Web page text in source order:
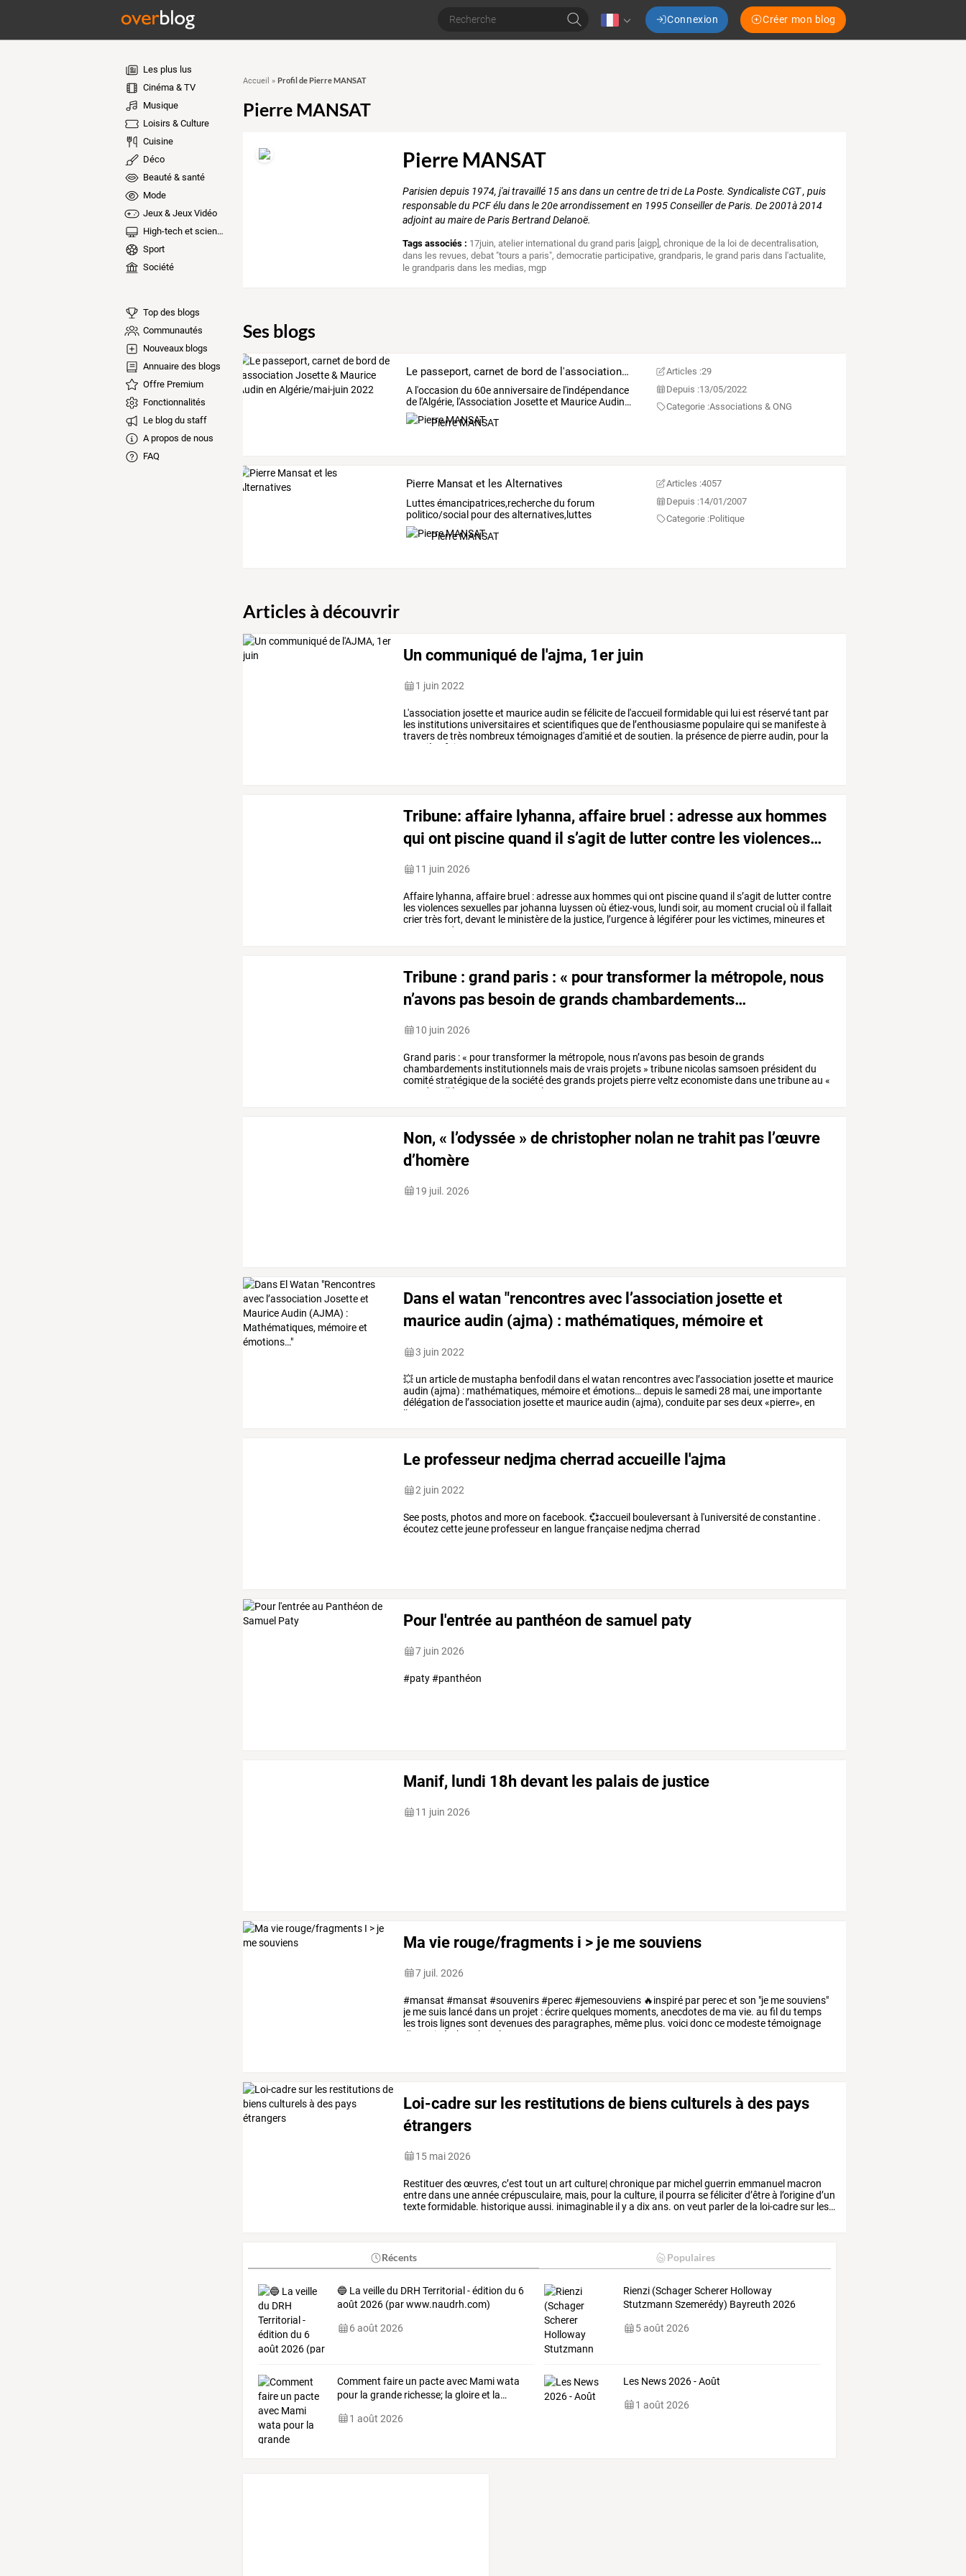
Connexion Créer mon blog
Les plus lus
Cinéma & TV
Musique
Loisirs & Culture
Cuisine
Déco
Beauté & santé
Mode
Jeux & Jeux Vidéo
High-tech et sciences
Sport
Société
Top des blogs
Communautés
Nouveaux blogs
Annuaire des blogs
Offre Premium
Fonctionnalités
Le blog du staff
A propos de nous
FAQ
Accueil » Profil de Pierre MANSAT
Pierre MANSAT
Pierre MANSAT
Parisien depuis 1974, j'ai travaillé 15 ans dans un centre de tri de La Poste. Syndicaliste CGT , puis
responsable du PCF élu dans le 20e arrondissement en 1995 Conseiller de Paris. De 2001à 2014
adjoint au maire de Paris Bertrand Delanoë.
Tags associés : 17juin,atelier international du grand paris [aigp],chronique de la loi de decentralisation,
dans les revues,debat "tours a paris",democratie participative,grandparis, le grand paris dans l'actualite,
le grandparis dans les medias, mgp
Ses blogs
Le passeport, carnet de bord de l'association Josette & Maurice Audin en Algérie/mai-juin 2022
Al'occasion du 60eanniversairedel'indépendance
del'Algérie,l'Association Josetteet MauriceAudin…
Pierre MANSAT
Articles :29
Depuis :13/05/2022
Categorie :Associations & ONG
Pierre Mansat et les Alternatives
Luttesémancipatrices,recherchedu forum
politico/social pourdesalternatives,luttes
urbaines
Pierre MANSAT
Articles :4057
Depuis :14/01/2007
Categorie :Politique
Articles à découvrir
Un communiqué de l'ajma, 1er juin
1 juin 2022
L'association josetteet mauriceaudin sefélicitede l'accueil formidablequi luiest réservétant par
les institutions universitaireset scientifiquesquede l’enthousiasme populairequise manifesteà
traversdetrès nombreuxtémoignagesd'amitiéet desoutien. la présencede pierreaudin, pour la
première
fois
Tribune: affaire lyhanna,affaire bruel : adresseaux hommes
qui ont piscinequand il s’agitde luttercontre lesviolences…
11 juin 2026
Affaire lyhanna, affaire bruel :adresseaux hommesquiont piscinequand il s’agit de luttercontre
lesviolencessexuelles par johanna luyssen où étiez-vous, lundisoir, au moment crucial où il fallait
criertrèsfort, devant le ministèrede la justice, l’urgenceà légiférer pour lesvictimes, mineureset
majeures,
de
Tribune : grand paris : « pourtransformer la métropole, nous
n’avons pas besoindegrandschambardements…
10 juin 2026
Grand paris :« pourtransformer la métropole, nous n’avons pas besoin degrands
chambardements institutionnels maisdevrais projets » tribune nicolassamsoen président du
comitéstratégiquede la sociétédesgrands projets pierreveltzeconomistedans unetribuneau «
monde
l’économiste pierre veltz
Non, « l’odyssée » de christopher nolan ne trahit pas l’œuvre
d’homère
19 juil. 2026
Dans el watan "rencontres avec l’association josette et
maurice audin (ajma) : mathématiques, mémoire et
émotions…"
3 juin 2022
💥 un articlede mustapha benfodil dansel watan rencontresavec l’association josetteet maurice
audin (ajma) : mathématiques, mémoireet émotions…depuis lesamedi28 mai, une importante
délégation de l’association josetteet mauriceaudin (ajma),conduite parsesdeux«pierre»,en
l’occurrence
Le professeur nedjma cherrad accueille l'ajma
2 juin 2022
See posts, photos and more on facebook. 💞accueil bouleversant à l'université de constantine .
écoutez cette jeune professeur en langue française nedjma cherrad
Pour l'entrée au panthéon de samuel paty
7 juin 2026
#paty #panthéon
Manif, lundi 18h devant les palais de justice
11 juin 2026
Ma vie rouge/fragments i > je me souviens
7 juil. 2026
#mansat #mansat #souvenirs#perec#jemesouviens 🔥inspiré par perecet son "je mesouviens"
je mesuis lancédans un projet :écrirequelques moments, anecdotesde ma vie. au fil du temps
lestrois lignessont devenuesdes paragraphes, même plus. voicidoncce modestetémoignage
d'une
vie à cheval les
Loi-cadre sur les restitutions de biens culturels à des pays
étrangers
15 mai 2026
Restituerdesœuvres, c’est tout un art culture|chronique par michel guerrin emmanuel macron
entredans uneannéecrépusculaire, mais, pour la culture, il pourra seféliciterd’êtreà l’origined’un
texteformidable. historiqueaussi. inimaginable il ya dixans. on veut parlerde la loi-cadresur les…
Récents Populaires
🔵 La veille du DRH Territorial - édition du 6
août 2026 (par www.naudrh.com)
6 août 2026
Rienzi (Schager Scherer Holloway
Stutzmann Szemerédy) Bayreuth 2026
5 août 2026
Comment faireun pacteavecMamiwata
pourla granderichesse;la gloireet la…
1 août 2026
Les News 2026 - Août
1 août 2026